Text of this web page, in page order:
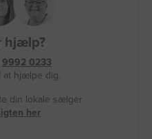
hjælp?
9992 0233
at hjælpe dig.
din lokale sælger
her